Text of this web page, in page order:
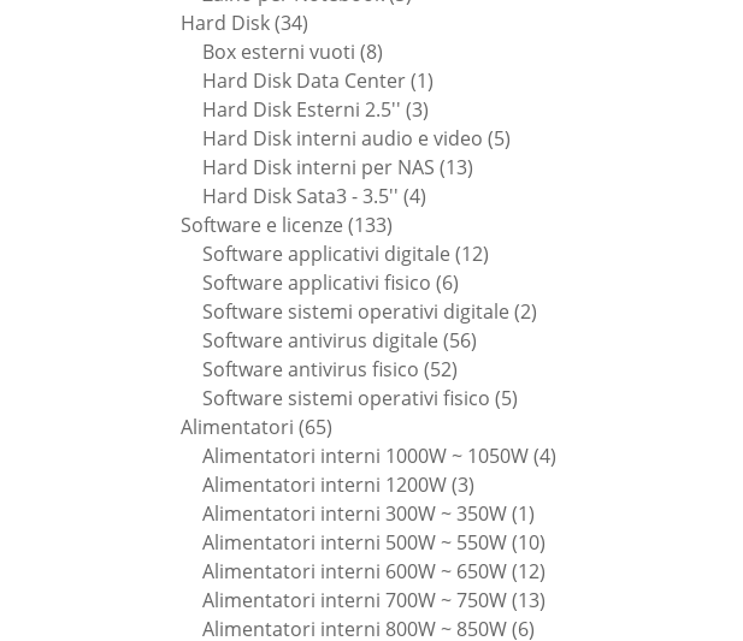
Hard Disk 3434
prodotti
Box esterni vuoti 88
prodotti
Hard Disk Data Center 11
prodotto
Hard Disk Esterni 2.5'' 33
prodotti
Hard Disk interni audio e video 55
Hard Disk interni per NAS 1313
Hard Disk Sata3 - 3.5'' 44
Software e licenze 133133
prodotti
Software applicativi digitale 1212
Software applicativi fisico 66
prodotti
Software sistemi operativi digitale 22
Software antivirus digitale 5656
Software antivirus fisico 5252
prodotti
Software sistemi operativi fisico 55
Alimentatori 6565
prodotti
Alimentatori interni 1000W ~ 1050W 44
Alimentatori interni 1200W 33
prodotti
Alimentatori interni 300W ~ 350W 11
prodotto
Alimentatori interni 500W ~ 550W 1010
prodotti
Alimentatori interni 600W ~ 650W 1212
prodotti
Alimentatori interni 700W ~ 750W 1313
Alimentatori interni 800W ~ 850W 66